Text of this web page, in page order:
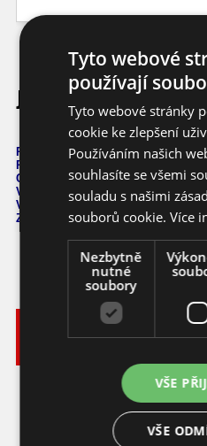
Jalapeno Goliath
Počet semen: 10 ks
Pálivost: 6.000 - 8
CapsicumAnnuum
Výška: 50 - 70 cm
Velikost plodů: 6 - 8 cm
Zrání: 60 dnů
Vyberte
si
Varianta
Tyto webové
používají
Tyto webové stránky
cookie ke zlepšení
Používáním našich
souhlasíte se všemi
souladu s našimi
souborů cookie.Více
Nezbytně
nutné
soubory
VŠE
VŠE